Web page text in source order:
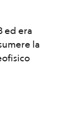
ed era
la